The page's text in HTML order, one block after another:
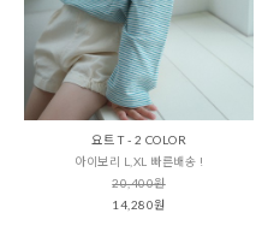
요트 T - 2 COLOR
아이보리 L,XL 빠른배송 !
20,400원
14,280원